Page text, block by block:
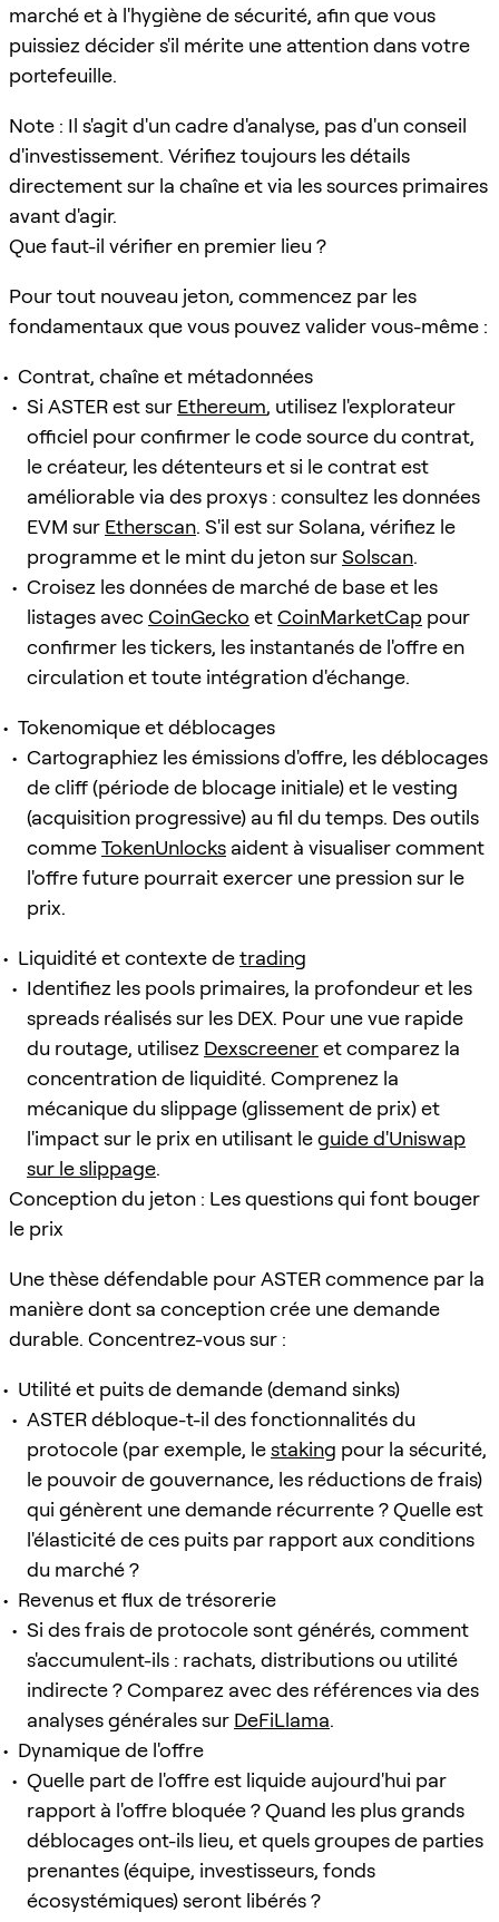
marché et à l'hygiène de sécurité, afin que vous
puissiez décider s'il mérite une attention dans votre
portefeuille.
Note : Il s'agit d'un cadre d'analyse, pas d'un conseil
d'investissement. Vérifiez toujours les détails
directement sur la chaîne et via les sources primaires
avant d'agir.
Que faut-il vérifier en premier lieu ?
Pour tout nouveau jeton, commencez par les
fondamentaux que vous pouvez valider vous-même :
Contrat, chaîne et métadonnées
Si ASTER est sur Ethereum, utilisez l'explorateur
officiel pour confirmer le code source du contrat,
le créateur, les détenteurs et si le contrat est
améliorable via des proxys : consultez les données
EVM sur Etherscan. S'il est sur Solana, vérifiez le
programme et le mint du jeton surSolscan.
Croisez les données de marché de base et les
listages avecCoinGecko etCoinMarketCap pour
confirmer les tickers, les instantanés de l'offre en
circulation et toute intégration d'échange.
Tokenomique et déblocages
Cartographiez les émissions d'offre, les déblocages
de cliff (période de blocage initiale) et le vesting
(acquisition progressive) au fil du temps. Des outils
commeTokenUnlocks aident à visualiser comment
l'offre future pourrait exercer une pression sur le
prix.
Liquidité et contexte detrading
Identifiez les pools primaires, la profondeur et les
spreads réalisés sur les DEX. Pour une vue rapide
du routage, utilisez Dexscreeneret comparez la
concentration de liquidité. Comprenez la
mécanique du slippage (glissement de prix) et
l'impact sur le prix en utilisant leguide d'Uniswap
sur le slippage.
Conception du jeton : Les questions qui font bouger
le prix
Une thèse défendable pour ASTER commence par la
manière dont sa conception crée une demande
durable. Concentrez-vous sur :
Utilité et puits de demande (demand sinks)
ASTER débloque-t-il des fonctionnalités du
protocole (par exemple, lestaking pour la sécurité,
le pouvoir de gouvernance, les réductions de frais)
qui génèrent une demande récurrente ? Quelle est
l'élasticité de ces puits par rapport aux conditions
du marché ?
Revenus et flux de trésorerie
Si des frais de protocole sont générés, comment
s'accumulent-ils : rachats, distributions ou utilité
indirecte ? Comparez avec des références via des
analyses générales sur DeFiLlama.
Dynamique de l'offre
Quelle part de l'offre est liquide aujourd'hui par
rapport à l'offre bloquée ? Quand les plus grands
déblocages ont-ils lieu, et quels groupes de parties
prenantes (équipe, investisseurs, fonds
écosystémiques) seront libérés ?